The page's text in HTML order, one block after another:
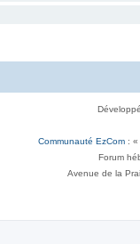
Communauté EzCom :
Forum
Avenue de la